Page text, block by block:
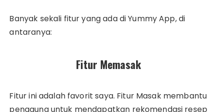
Banyak sekali fitur yang ada di Yummy App, di
antaranya:
Fitur Memasak
Fitur ini adalah favorit saya. Fitur Masak membantu
pengguna untuk mendapatkan rekomendasi resep